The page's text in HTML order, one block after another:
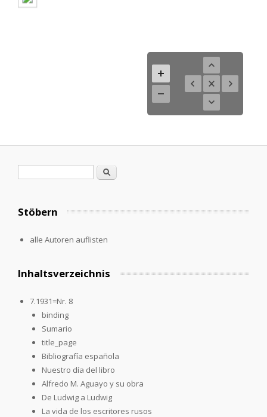
Suche
Stöbern
alle Autoren auflisten
Inhaltsverzeichnis
7.1931=Nr. 8
binding
Sumario
title_page
Bibliografía española
Nuestro día del libro
Alfredo M. Aguayo y su obra
De Ludwig a Ludwig
La vida de los escritores rusos